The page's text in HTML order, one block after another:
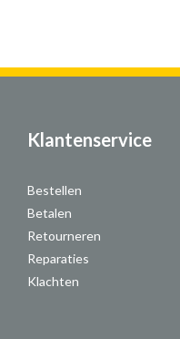
Klantenservice
Bestellen
Betalen
Retourneren
Reparaties
Klachten